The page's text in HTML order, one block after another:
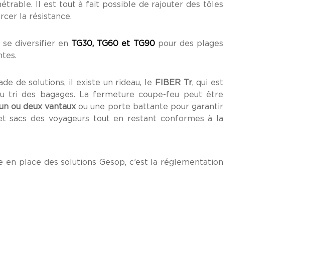
Il est tout à fait possible de rajouter des tôles
la résistance.
se diversifier en TG30, TG60 et TG90pour des plages
de solutions, il existe un rideau, le FIBER Tr, qui est
tri des bagages. La fermeture coupe-feu peut être
ou deux vantaux ou une porte battante pour garantir
sacs des voyageurs tout en restant conformes à la
place des solutions Gesop, c’est la réglementation